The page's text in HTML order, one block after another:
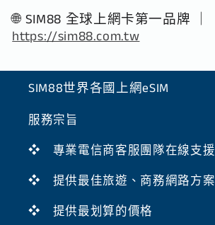
🌐 SIM88 全球上網卡第一品牌 ｜
https://sim88.com.tw
SIM88世界各國上網eSIM
服務宗旨
❖ 專業電信商客服團隊在線支援
❖ 提供最佳旅遊、商務網路方案
❖ 提供最划算的價格